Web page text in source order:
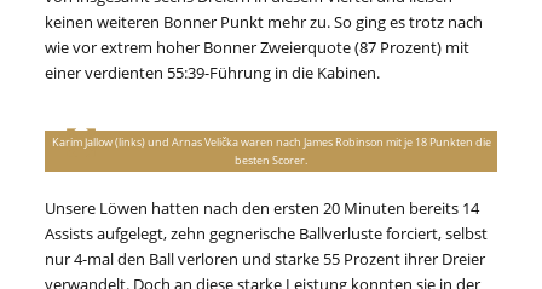
keinen weiteren Bonner Punkt mehr zu. So ging es trotz nach
wie vor extrem hoher Bonner Zweierquote (87 Prozent) mit
einer verdienten 55:39-Führung in die Kabinen.
Karim Jallow (links) und Arnas Velička waren nach James Robinson mit je 18 Punkten die
besten Scorer.
Unsere Löwen hatten nach den ersten 20 Minuten bereits 14
Assists aufgelegt, zehn gegnerische Ballverluste forciert, selbst
nur 4-mal den Ball verloren und starke 55 Prozent ihrer Dreier
verwandelt. Doch an diese starke Leistung konnten sie in der